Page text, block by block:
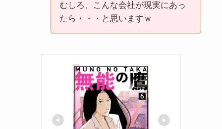
むしろ、こんな会社が現実にあっ
たら・・・と思いますｗ